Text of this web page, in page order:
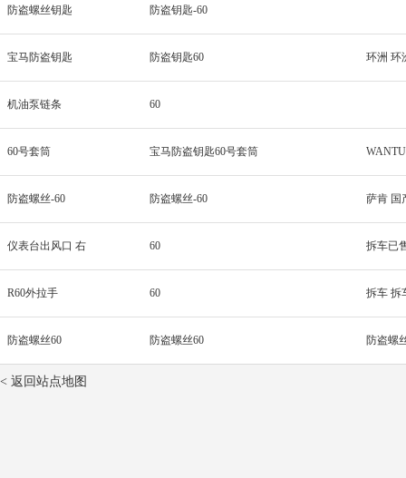
防盗螺丝钥匙 防盗钥匙-60
宝马防盗钥匙 防盗钥匙60 环洲 环
机油泵链条 60
60号套筒 宝马防盗钥匙60号套筒
防盗螺丝-60 防盗螺丝-60 萨肯 国
仪表台出风口 右 60 拆车已
R60外拉手 60 拆车 拆
防盗螺丝60 防盗螺丝60 防盗螺
< 返回站点地图